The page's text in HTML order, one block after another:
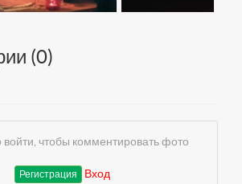
(0)
чтобы комментировать фото
Регистрация Вход